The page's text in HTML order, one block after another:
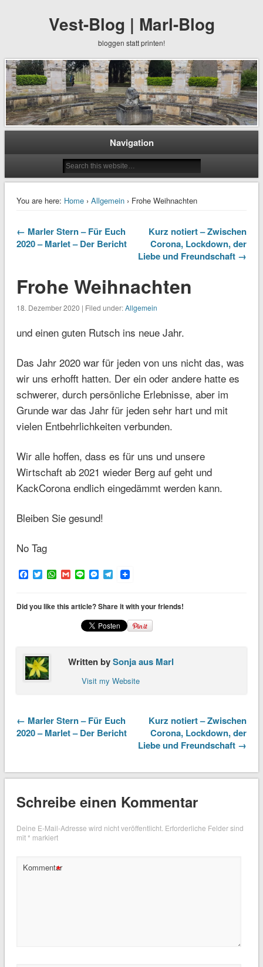
Vest-Blog | Marl-Blog
bloggen statt printen!
Navigation
You are here: Home› Allgemein› Frohe Weihnachten
← Marler Stern – Für Euch
2020 – Marlet – Der Bericht
Kurz notiert – Zwischen
Corona, Lockdown, der
Liebe und Freundschaft →
Frohe Weihnachten
18. Dezember 2020 | Filed under:Allgemein
und einen guten Rutsch ins neue Jahr.
Das Jahr 2020 war für jeden von uns nicht das, was
wir uns erhofft hatten. Der ein oder andere hatte es
schwerer, durch persönliche Erlebnisse, aber im
Grunde war das Jahr für jeden sehr hart und mit
vielen Entbehrlichkeiten verbunden.
Wir alle hoffen, dass es für uns und unsere
Wirtschaft ab 2021 wieder Berg auf geht und
KackCorona endlich eingedämmt werden kann.
Bleiben Sie gesund!
No Tag
Facebook
TwitterWhatsApp
Gmail
LineMessenger
Telegram
Did you like this article? Share it with your friends!
Written bySonja aus Marl
Visit my Website
← Marler Stern – Für Euch
2020 – Marlet – Der Bericht
Kurz notiert – Zwischen
Corona, Lockdown, der
Liebe und Freundschaft →
Schreibe einen Kommentar
Deine E-Mail-Adresse wird nicht veröffentlicht. Erforderliche Felder sind
mit* markiert
Kommentar
*